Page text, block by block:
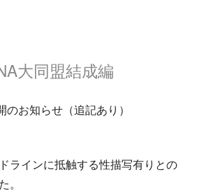
大同盟結成編
のお知らせ（追記あり）
ラインに抵触する性描写有りとの
。